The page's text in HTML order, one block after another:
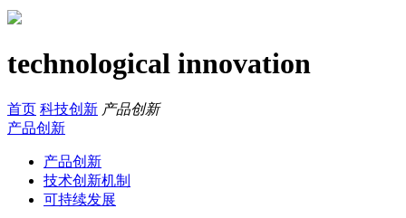
technological innovation
首页 科技创新 产品创新
产品创新
产品创新
技术创新机制
可持续发展